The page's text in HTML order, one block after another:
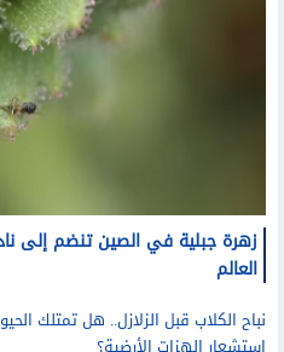
زهرة جبلية في الصين تنضم إلى
العالم
نباح الكلاب قبل الزلازل.. هل تمتلك
استشعار الهزات الأرضية؟